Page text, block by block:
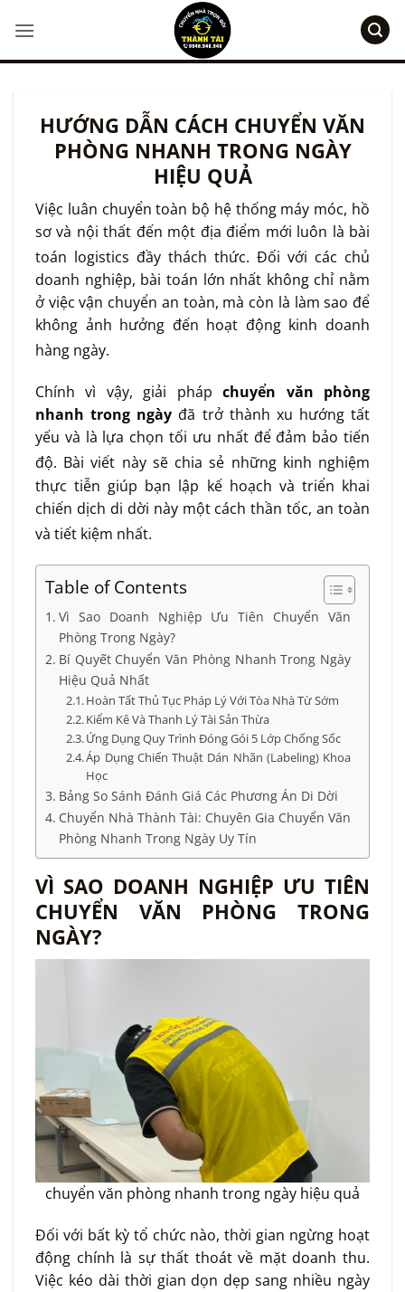
qua
nội
HƯỚNG DẪN CÁCH CHUYỂN VĂN
PHÒNG NHANH TRONG NGÀY
HIỆU QUẢ
Việc luân chuyển toàn bộ hệ thống máy móc, hồ
sơ và nội thất đến một địa điểm mới luôn là bài
toán logistics đầy thách thức. Đối với các chủ
doanh nghiệp, bài toán lớn nhất không chỉ nằm
ở việc vận chuyển an toàn, mà còn là làm sao để
không ảnh hưởng đến hoạt động kinh doanh
hàng ngày.
Chính vì vậy, giải phápchuyển văn phòng
nhanh trong ngày đã trở thành xu hướng tất
yếu và là lựa chọn tối ưu nhất để đảm bảo tiến
độ. Bài viết này sẽ chia sẻ những kinh nghiệm
thực tiễn giúp bạn lập kế hoạch và triển khai
chiến dịch di dời này một cách thần tốc, an toàn
và tiết kiệm nhất.
Table of Contents
Vì Sao Doanh Nghiệp Ưu Tiên Chuyển Văn
Phòng Trong Ngày?
Bí Quyết Chuyển Văn Phòng Nhanh Trong Ngày
Hiệu Quả Nhất
Hoàn Tất Thủ Tục Pháp Lý Với Tòa Nhà Từ Sớm
Kiểm Kê Và Thanh Lý Tài Sản Thừa
Ứng Dụng Quy Trình Đóng Gói 5 Lớp Chống Sốc
Áp Dụng Chiến Thuật Dán Nhãn (Labeling) Khoa
Học
Bảng So Sánh Đánh Giá Các Phương Án Di Dời
Chuyển Nhà Thành Tài: Chuyên Gia Chuyển Văn
Phòng Nhanh Trong Ngày Uy Tín
VÌ SAO DOANH NGHIỆP ƯU TIÊN
CHUYỂN VĂN PHÒNG TRONG
NGÀY?
chuyển văn phòng nhanh trong ngày hiệu quả
Đối với bất kỳ tổ chức nào, thời gian ngừng hoạt
động chính là sự thất thoát về mặt doanh thu.
Việc kéo dài thời gian dọn dẹp sang nhiều ngày